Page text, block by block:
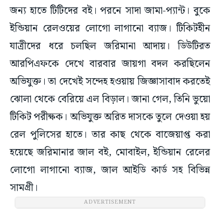
জন্য হাতে টিটিদের বই। পরনে সাদা জামা-প্যান্ট। বুকে
ইন্ডিয়ান রেলওয়ের লোগো লাগানো ব্যাজ। টিকিটহীন
যাত্রীদের ধরে চলছিল জরিমানা আদায়। ডিউটিরত
আরপিএফকে দেখে বারবার জায়গা বদল করছিলেন
অভিযুক্ত। তা দেখেই সন্দেহ হওয়ায় জিজ্ঞাসাবাদ করতেই
ঝোলা থেকে বেরিয়ে এল বিড়াল। জানা গেল, তিনি ভুয়ো
টিকিট পরীক্ষক। অভিযুক্ত অরিত দাসকে তুলে দেওয়া হয়
রেল পুলিসের হাতে। তার কাছ থেকে বাজেয়াপ্ত করা
হয়েছে জরিমানার জাল বই, মোবাইল, ইন্ডিয়ান রেলের
লোগো লাগানো ব্যাজ, জাল আইডি কার্ড সহ বিভিন্ন
সামগ্রী।
ADVERTISEMENT